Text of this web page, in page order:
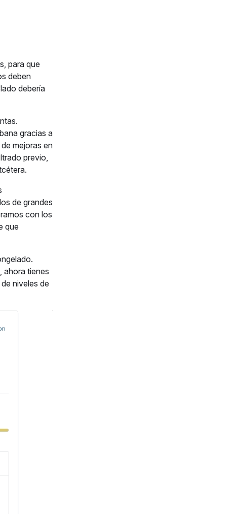
para que
deben
debería
gracias a
mejoras en
previo,
de grandes
con los
que
ahora tienes
niveles de